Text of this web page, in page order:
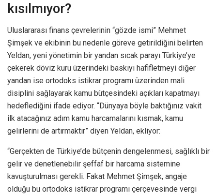
kısılmıyor?
Uluslararası finans çevrelerinin “gözde ismi” Mehmet
Şimşek ve ekibinin bu nedenle göreve getirildiğini belirten
Yeldan, yeni yönetimin bir yandan sıcak parayı Türkiye’ye
çekerek döviz kuru üzerindeki baskıyı hafifletmeyi diğer
yandan ise ortodoks istikrar programı üzerinden mali
disiplini sağlayarak kamu bütçesindeki açıkları kapatmayı
hedeflediğini ifade ediyor. “Dünyaya böyle baktığınız vakit
ilk atacağınız adım kamu harcamalarını kısmak, kamu
gelirlerini de artırmaktır” diyen Yeldan, ekliyor:
“Gerçekten de Türkiye’de bütçenin dengelenmesi, sağlıklı bir
gelir ve denetlenebilir şeffaf bir harcama sistemine
kavuşturulması gerekli. Fakat Mehmet Şimşek, angaje
olduğu bu ortodoks istikrar programı çerçevesinde vergi